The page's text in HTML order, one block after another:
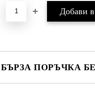
БЪРЗА ПОРЪЧКА